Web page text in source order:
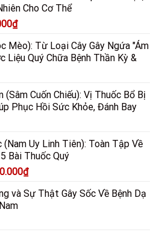
là:
Cho Cơ Thể
₫Giá
tại
là:
Mèo): Từ Loại Cây Gây Ngứa "Ám
Liệu Quý Chữa Bệnh Thần Kỳ &
(Sâm Cuốn Chiếu): Vị Thuốc Bổ Bị
Phục Hồi Sức Khỏe, Đánh Bay
(Nam Uy Linh Tiên): Toàn Tập Về
Bài Thuốc Quý
₫Giá
tại
và Sự Thật Gây Sốc Về Bệnh Dạ